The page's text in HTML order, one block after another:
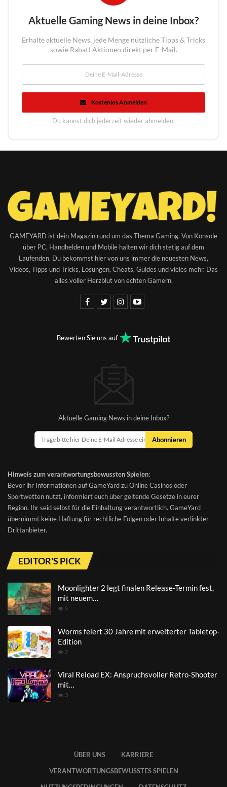
Aktuelle Gaming News in deine Inbox?
Erhalte aktuelle News, jede Menge nützliche Tipps & Tricks
sowie Rabatt Aktionen direkt per E-Mail.
Kostenlos Anmelden
Du kannst dich jederzeit wieder abmelden.
GAMEYARD ist dein Magazin rund um das Thema Gaming. Von Konsole
über PC, Handhelden und Mobile halten wir dich stetig auf dem
Laufenden. Du bekommst hier von uns immer die neuesten News,
Videos, Tipps und Tricks, Lösungen, Cheats, Guides und vieles mehr. Das
alles voller Herzblut von echten Gamern.
Bewerten Sie uns auf
Aktuelle Gaming News in deine Inbox?
Abonnieren
Hinweis zum verantwortungsbewussten Spielen:
Bevor ihr Informationen auf GameYard zu Online Casinos oder
Sportwetten nutzt, informiert euch über geltende Gesetze in eurer
Region. Ihr seid selbst für die Einhaltung verantwortlich. GameYard
übernimmt keine Haftung für rechtliche Folgen oder Inhalte verlinkter
Drittanbieter.
EDITOR'S PICK
Moonlighter 2 legt finalen Release-Termin fest,
mit neuem…
5
Worms feiert 30 Jahre mit erweiterter Tabletop-
Edition
2
Viral Reload EX: Anspruchsvoller Retro-Shooter
mit…
3
ÜBER UNS
KARRIERE
VERANTWORTUNGSBEWUSSTES SPIELEN